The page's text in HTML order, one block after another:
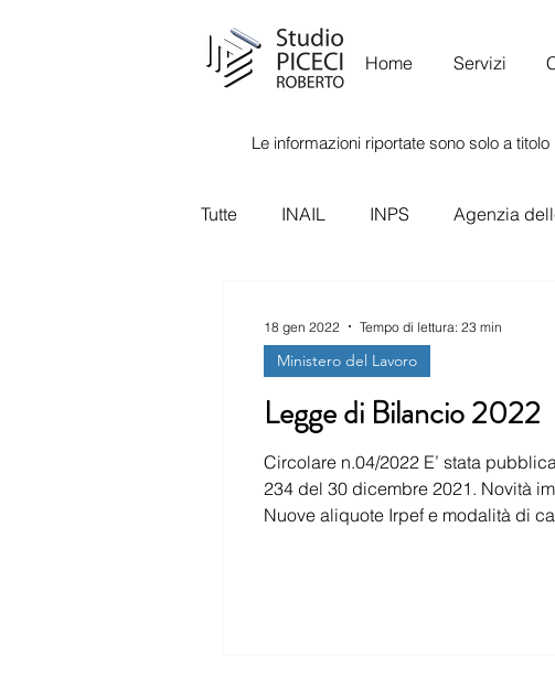
Home Servizi
Le informazioni riportate sono solo a
Tutte INAIL INPS Agenzia
Legge di Bilancio 2022
Circolare n.04/2022 E’ stata pubblicata in
234 del 30 dicembre 2021. Novità
Nuove aliquote Irpef e modalità di
Ministero del Lavoro
18 gen 2022 Tempo di lettura: 23 min